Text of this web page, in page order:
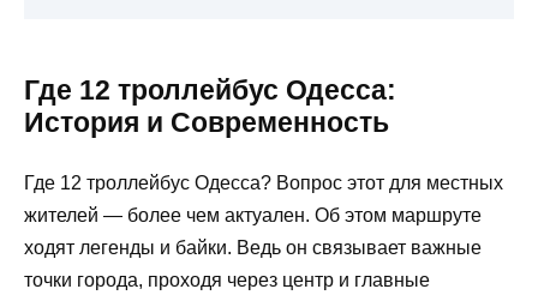
Где 12 троллейбус Одесса:
История и Современность
Где 12 троллейбус Одесса? Вопрос этот для местных
жителей — более чем актуален. Об этом маршруте
ходят легенды и байки. Ведь он связывает важные
точки города, проходя через центр и главные